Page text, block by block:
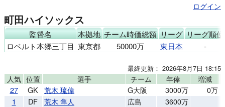
ログイン
町田ハイソックス
監督名 本拠地 チーム時価総額 リーグ リーグ順位
ロベルト本郷三丁目 東京都 50000万 東日本 -
最終更新： 2026年8月7日 18:15
人気 位置 選手 チーム 年俸 増減
27
GK 荒木 琉偉 G大阪 3000万
0万
1
DF 荒木 隼人 広島
3600万